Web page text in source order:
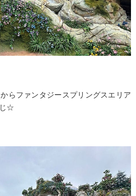
からファンタジースプリングスエリア
じ☆